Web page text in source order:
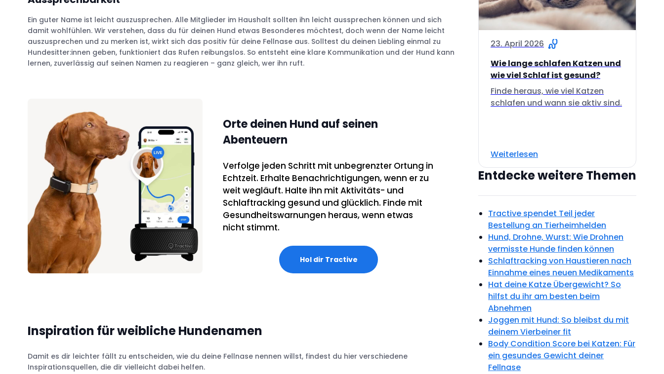
Ein guter Name ist leicht auszusprechen. Alle Mitglieder im Haushalt sollten ihn leicht aussprechen können und sich
damit wohlfühlen. Wir verstehen, dass du für deinen Hund etwas Besonderes möchtest, doch wenn der Name leicht
auszusprechen und zu merken ist, wirkt sich das positiv für deine Fellnase aus. Solltest du deinen Liebling einmal zu
Hundesitter:innen geben, funktioniert das Rufen reibungslos. So entsteht eine klare Kommunikation und der Hund kann
lernen, zuverlässig auf seinen Namen zu reagieren – ganz gleich, wer ihn ruft.
Orte deinen Hund auf seinen
Abenteuern
Verfolge jeden Schritt mit unbegrenzter Ortung in
Echtzeit. Erhalte Benachrichtigungen, wenn er zu
weit wegläuft. Halte ihn mit Aktivitäts- und
Schlaftracking gesund und glücklich. Finde mit
Gesundheitswarnungen heraus, wenn etwas
nicht stimmt.
Hol dir Tractive
Inspiration für weibliche Hundenamen
Damit es dir leichter fällt zu entscheiden, wie du deine Fellnase nennen willst, findest du hier verschiedene
Inspirationsquellen, die dir vielleicht dabei helfen.
23. April 2026
Wie lange schlafen Katzen und
wie viel Schlaf ist gesund?
Finde heraus, wie viel Katzen
schlafen und wann sie aktiv sind.
Weiterlesen
Entdecke weitere Themen
Tractive spendet Teil jeder
Bestellung an Tierheimhelden
Hund, Drohne, Wurst: Wie Drohnen
vermisste Hunde finden können
Schlaftracking von Haustieren nach
Einnahme eines neuen Medikaments
Hat deine Katze Übergewicht? So
hilfst du ihr am besten beim
Abnehmen
Joggen mit Hund: So bleibst du mit
deinem Vierbeiner fit
Body Condition Score bei Katzen: Für
ein gesundes Gewicht deiner
Fellnase